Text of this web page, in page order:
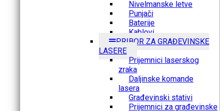
Nivelmanske letve
Punjači
Baterije
Kablovi
PRIBOR ZA GRAĐEVINSKE
LASERE
Prijemnici laserskog
zraka
Daljinske komande
lasera
Građevinski stativi
Prijemnici za građevinske